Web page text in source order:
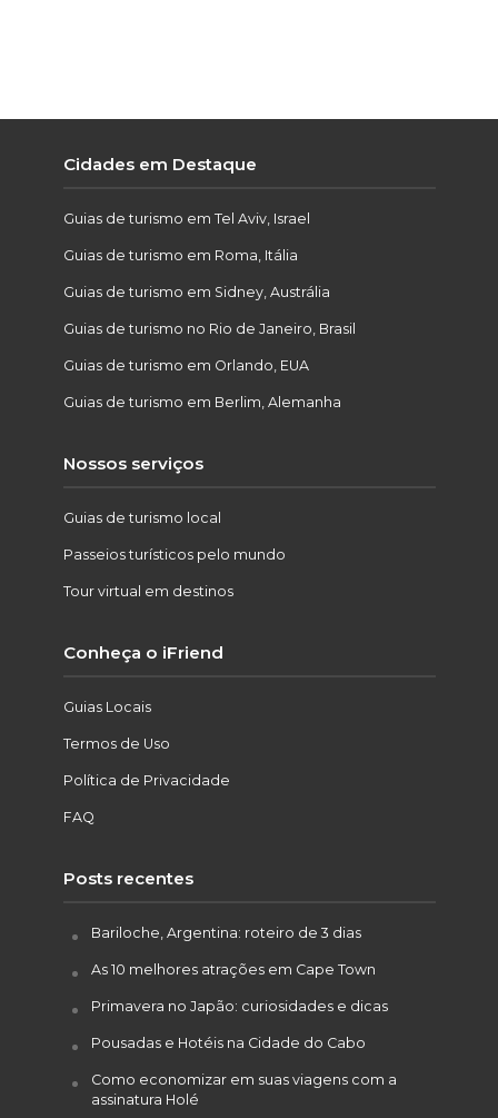
Cidades em Destaque
Guias de turismo em Tel Aviv, Israel
Guias de turismo em Roma, Itália
Guias de turismo em Sidney, Austrália
Guias de turismo no Rio de Janeiro, Brasil
Guias de turismo em Orlando, EUA
Guias de turismo em Berlim, Alemanha
Nossos serviços
Guias de turismo local
Passeios turísticos pelo mundo
Tour virtual em destinos
Conheça o iFriend
Guias Locais
Termos de Uso
Política de Privacidade
FAQ
Posts recentes
Bariloche, Argentina: roteiro de 3 dias
As 10 melhores atrações em Cape Town
Primavera no Japão: curiosidades e dicas
Pousadas e Hotéis na Cidade do Cabo
Como economizar em suas viagens com a
assinatura Holé